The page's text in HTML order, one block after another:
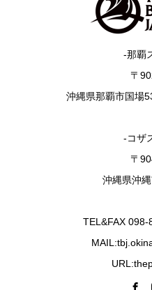
-那覇
〒
沖縄県那覇市国場
-コザ
〒
沖縄県沖
TEL&FAX 098-